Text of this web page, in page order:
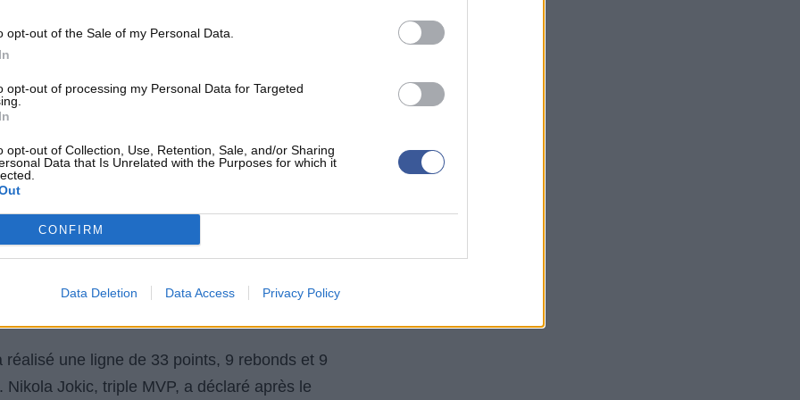
opt-out of the Sale of my Personal Data.
opt-out of processing my Personal Data for Targeted
opt-out of Collection, Use, Retention, Sale, and/or Sharing
Data that Is Unrelated with the Purposes for which it
CONFIRM
Data Deletion Data Access Privacy Policy
à cet âge, avec 20,2 contre 18,8 pour
plus spectaculaires. Le 2 avril 2026, à 19 ans
joueur de l'histoire à dépasser les 50 points
Deux jours plus tard, 45 points contre les
le premier rookie à marquer au moins 40 points
ont alimenté toutes les discussions
des semaines.
MÊME LES MEILLEURS
une ligne de 33 points, 9 rebonds et 9
Jokic, triple MVP, a déclaré après le